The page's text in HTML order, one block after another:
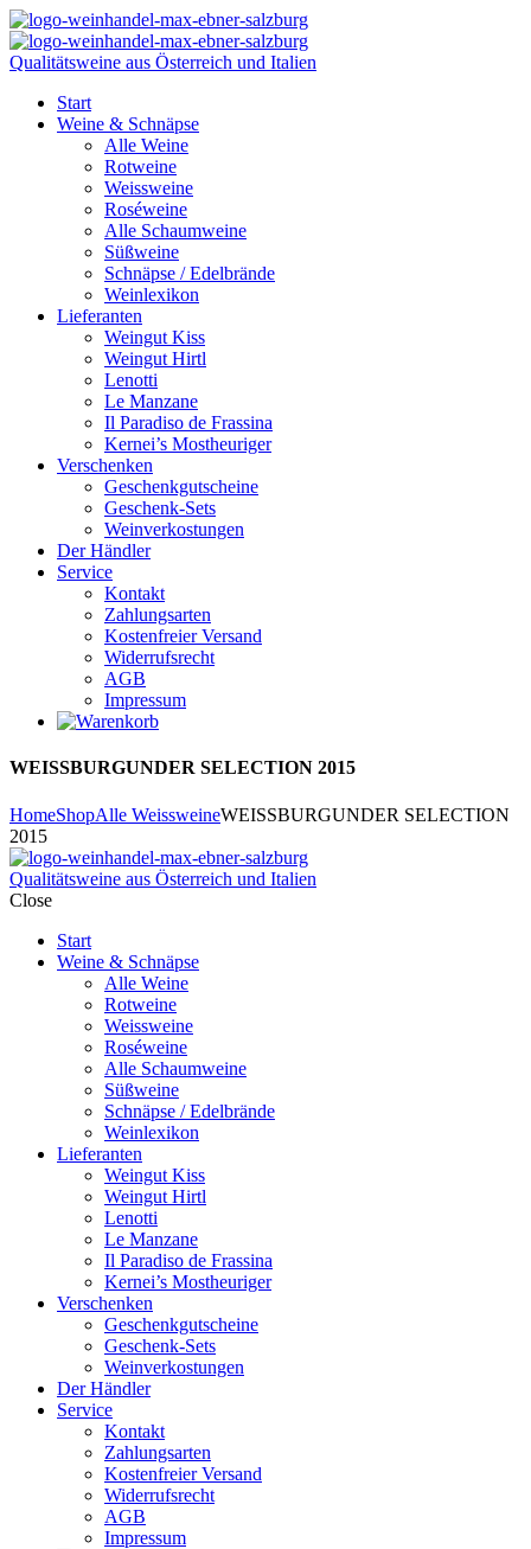
Qualitätsweine aus Österreich und Italien
Start
Weine & Schnäpse
Alle Weine
Rotweine
Weissweine
Roséweine
Alle Schaumweine
Süßweine
Schnäpse / Edelbrände
Weinlexikon
Lieferanten
Weingut Kiss
Weingut Hirtl
Lenotti
Le Manzane
Il Paradiso de Frassina
Kernei’s Mostheuriger
Verschenken
Geschenkgutscheine
Geschenk-Sets
Weinverkostungen
Der Händler
Service
Kontakt
Zahlungsarten
Kostenfreier Versand
Widerrufsrecht
AGB
Impressum
WEISSBURGUNDER SELECTION 2015
HomeShopAlle WeissweineWEISSBURGUNDER SELECTION
2015
Qualitätsweine aus Österreich und Italien
Close
Start
Weine & Schnäpse
Alle Weine
Rotweine
Weissweine
Roséweine
Alle Schaumweine
Süßweine
Schnäpse / Edelbrände
Weinlexikon
Lieferanten
Weingut Kiss
Weingut Hirtl
Lenotti
Le Manzane
Il Paradiso de Frassina
Kernei’s Mostheuriger
Verschenken
Geschenkgutscheine
Geschenk-Sets
Weinverkostungen
Der Händler
Service
Kontakt
Zahlungsarten
Kostenfreier Versand
Widerrufsrecht
AGB
Impressum